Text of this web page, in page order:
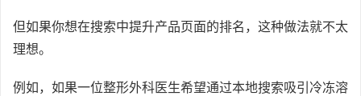
但如果你想在搜索中提升产品页面的排名，这种做法就不太
理想。
例如，如果一位整形外科医生希望通过本地搜索吸引冷冻溶